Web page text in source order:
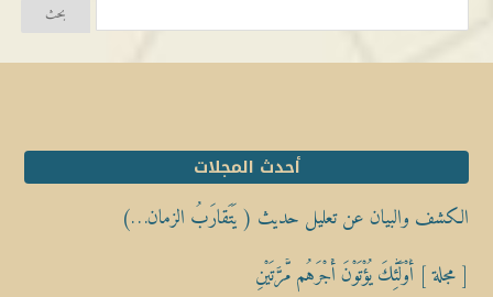
أحدث المجلات
الكشف والبيان عن تعليل حديث ( يَتَقارَبُ الزمان…)
[ مجلة ] أُوْلَٰٓئِكَ يُؤْتَوْنَ أَجْرَهُم مَّرَّتَيْنِ